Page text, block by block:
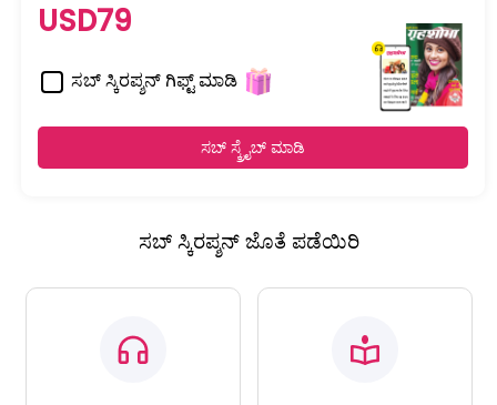
USD79
ಸಬ್ ಸ್ಕಿರಪ್ಶನ್ ಗಿಫ್ಟ್ ಮಾಡಿ
ಸಬ್ ಸ್ಕ್ರೈಬ್ ಮಾಡಿ
ಸಬ್ ಸ್ಕಿರಪ್ಶನ್ ಜೊತೆ ಪಡೆಯಿರಿ